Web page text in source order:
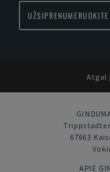
Atgal
67663
APIE